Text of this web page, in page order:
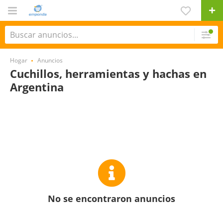
Hogar Anuncios
Cuchillos, herramientas y hachas en
Argentina
No se encontraron anuncios